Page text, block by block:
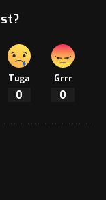
Tuga
0
Grrr
0